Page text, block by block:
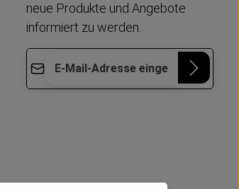
neue Produkte und Angebote
informiert zu werden.
einverstanden.*